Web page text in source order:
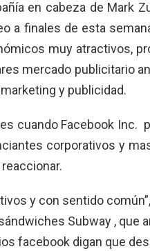
en cabeza de Mark
a finales de esta
muy atractivos,
mercado publicitario
y publicidad.
cuando Facebook Inc.
corporativos y
y con sentido
Subway , que
facebook digan que